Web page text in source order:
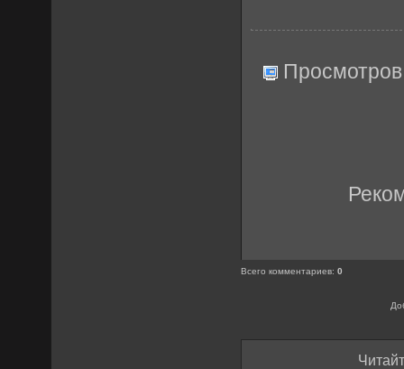
Всего комментариев:0